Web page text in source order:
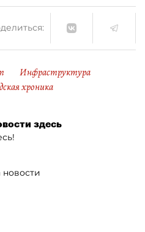
Инфраструктура
хроника
здесь
новости